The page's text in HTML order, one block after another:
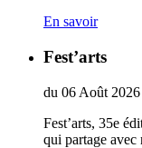
En savoir
Fest’arts
du 06 Août 2026
Fest’arts, 35e
qui partage